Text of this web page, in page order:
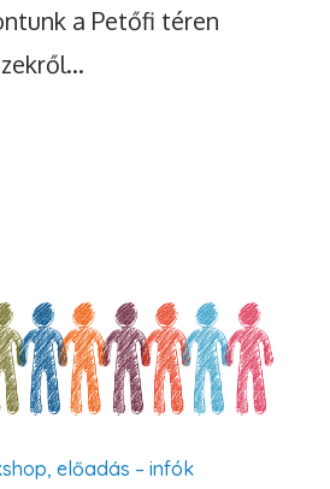
a Petőfi téren
előadás – infók